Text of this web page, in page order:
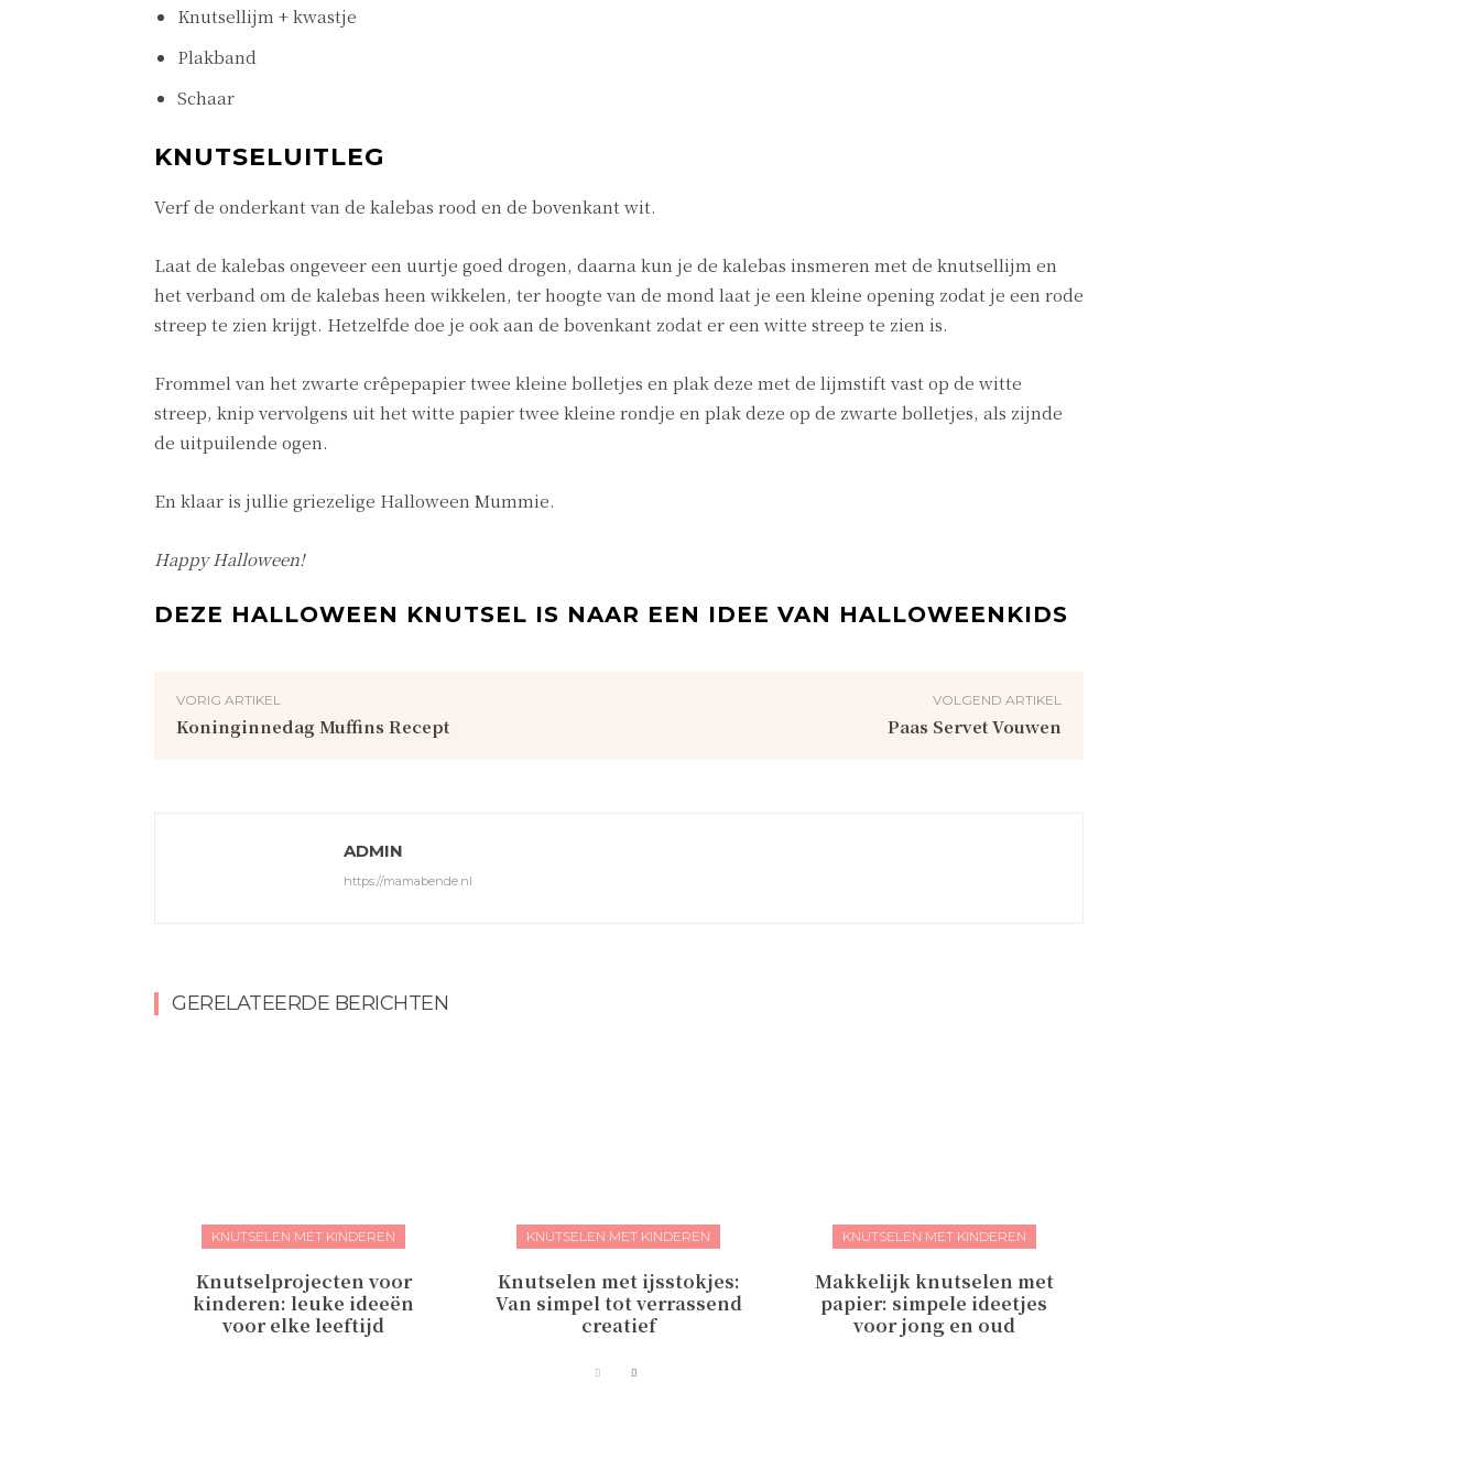
Knutsellijm + kwastje
Plakband
Schaar
KNUTSELUITLEG
Verf de onderkant van de kalebas rood en de bovenkant wit.
Laat de kalebas ongeveer een uurtje goed drogen, daarna kun je de kalebas insmeren met de knutsellijm en
het verband om de kalebas heen wikkelen, ter hoogte van de mond laat je een kleine opening zodat je een rode
streep te zien krijgt. Hetzelfde doe je ook aan de bovenkant zodat er een witte streep te zien is.
Frommel van het zwarte crêpepapier twee kleine bolletjes en plak deze met de lijmstift vast op de witte
streep, knip vervolgens uit het witte papier twee kleine rondje en plak deze op de zwarte bolletjes, als zijnde
de uitpuilende ogen.
En klaar is jullie griezelige Halloween Mummie.
Happy Halloween!
DEZE HALLOWEEN KNUTSEL IS NAAR EEN IDEE VAN HALLOWEENKIDS
VORIG ARTIKEL
Koninginnedag Muffins Recept
VOLGEND ARTIKEL
Paas Servet Vouwen
ADMIN
https://mamabende.nl
GERELATEERDE BERICHTEN
KNUTSELEN MET KINDEREN
Knutselprojecten voor
kinderen: leuke ideeën
voor elke leeftijd
KNUTSELEN MET KINDEREN
Knutselen met ijsstokjes:
Van simpel tot verrassend
creatief
KNUTSELEN MET KINDEREN
Makkelijk knutselen met
papier: simpele ideetjes
voor jong en oud